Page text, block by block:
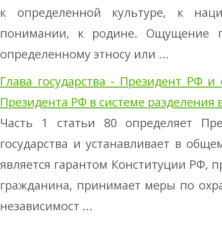
к определенной культуре, к
понимании, к родине. Ощущение
определенному этносу или ...
Глава государства - Президент РФ
Президента РФ в системе разделения
Часть 1 статьи 80 определяет
государства и устанавливает в
является гарантом Конституции РФ,
гражданина, принимает меры по
независимост ...